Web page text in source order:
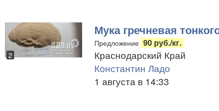
2
Мука гречневая
Предложение 90 руб./кг.
Краснодарский Край
Константин Ладо
1 августа в 14:33